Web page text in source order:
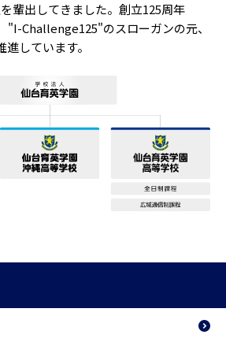
輩出してきました。創立125周年
"I-Challenge125"のスローガンの元、
しています。